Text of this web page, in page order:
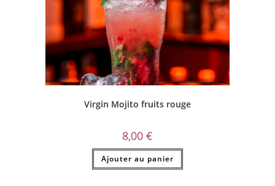
Virgin Mojito fruits rouge
8,00 €
Ajouter au panier